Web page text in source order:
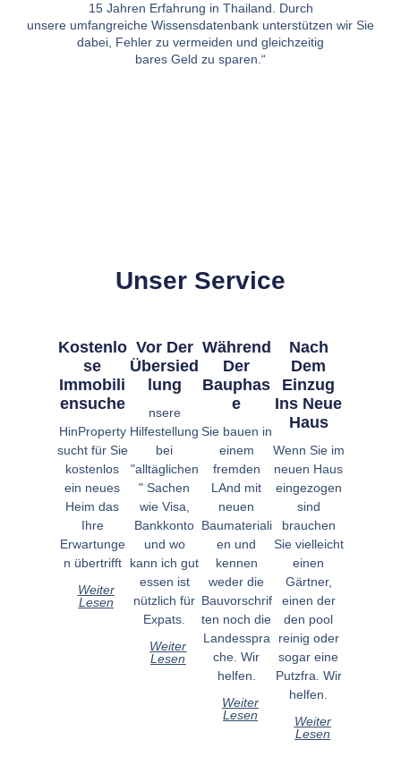
15 Jahren Erfahrung in Thailand. Durch
unsere umfangreiche Wissensdatenbank unterstützen wir Sie
dabei, Fehler zu vermeiden und gleichzeitig
bares Geld zu sparen.“
Unser Service
Kostenlo
Se
Immobili
Ensuche
HinProperty
sucht für Sie
kostenlos
ein neues
Heim das
Ihre
Erwartunge
n übertrifft
Weiter
Lesen
Vor Der
Übersied
Lung
nsere
Hilfestellung
bei
"alltäglichen
" Sachen
wie Visa,
Bankkonto
und wo
kann ich gut
essen ist
nützlich für
Expats.
Weiter
Lesen
Während
Der
Bauphas
E
Sie bauen in
einem
fremden
LAnd mit
neuen
Baumateriali
en und
kennen
weder die
Bauvorschrif
ten noch die
Landesspra
che. Wir
helfen.
Weiter
Lesen
Nach
Dem
Einzug
Ins Neue
Haus
Wenn Sie im
neuen Haus
eingezogen
sind
brauchen
Sie vielleicht
einen
Gärtner,
einen der
den pool
reinig oder
sogar eine
Putzfra. Wir
helfen.
Weiter
Lesen